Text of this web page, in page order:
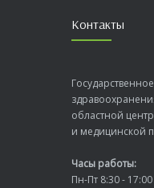
Контакты
областной
и медицинской
Часы работы:
Пн-Пт 8:30 - 17:00